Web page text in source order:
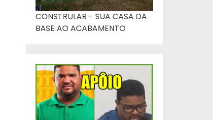
CONSTRULAR - SUA CASA DA
BASE AO ACABAMENTO